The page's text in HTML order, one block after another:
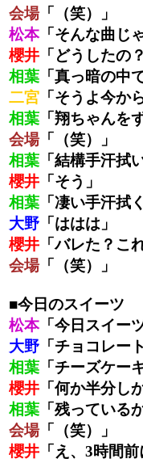
会場「（笑）」
松本「そんな曲じ
櫻井 「どうしたの
相葉 「真っ暗の中
二宮 「そうよ今か
相葉 「翔ちゃんを
会場「（笑）」
相葉 「結構手汗拭
櫻井 「そう」
相葉 「凄い手汗拭
大野 「ははは」
櫻井 「バレた？こ
会場「（笑）」
■今日のスイーツ
松本「今日スイー
大野 「チョコレー
相葉 「チーズケー
櫻井 「何か半分し
相葉 「残っている
会場「（笑）」
櫻井 「え、3時間